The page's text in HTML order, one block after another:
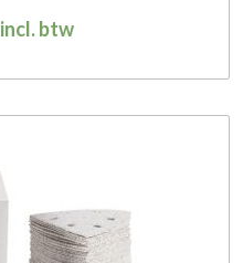
incl. btw